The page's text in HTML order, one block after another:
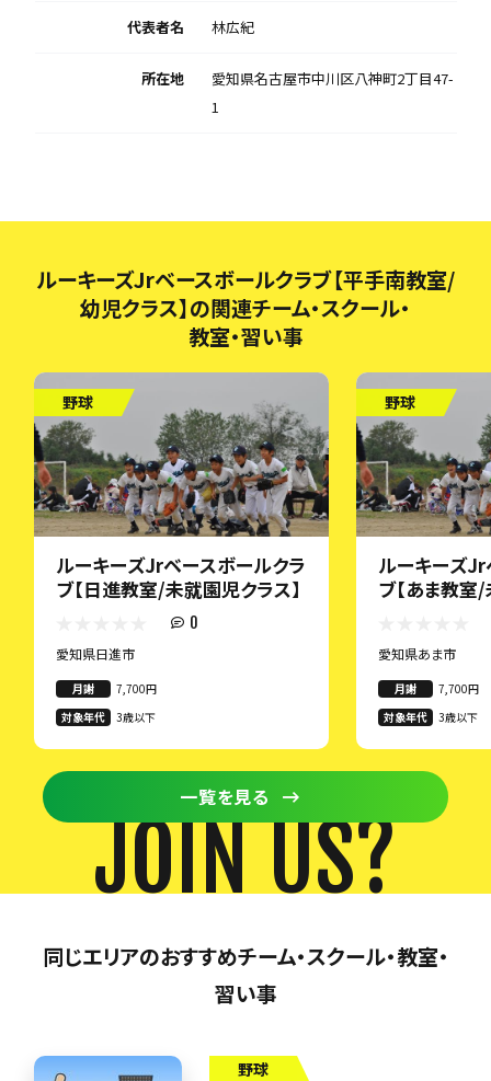
代表者名 林広紀
所在地
愛知県名古屋市中川区八神町2丁目47-
1
ルーキーズJrベースボールクラブ【平手南教室/
幼児クラス】の関連チーム・スクール・
教室・習い事
野球
ルーキーズJrベースボールクラ
ブ【日進教室/未就園児クラス】
0
愛知県日進市
月謝
7,700円
対象年代
3歳以下
野球
ルーキーズ
ブ【あま教室
愛知県あま市
月謝
7,700円
対象年代
3歳以下
一覧を見る
JOIN US?
同じエリアのおすすめチーム・スクール・教室・
習い事
野球